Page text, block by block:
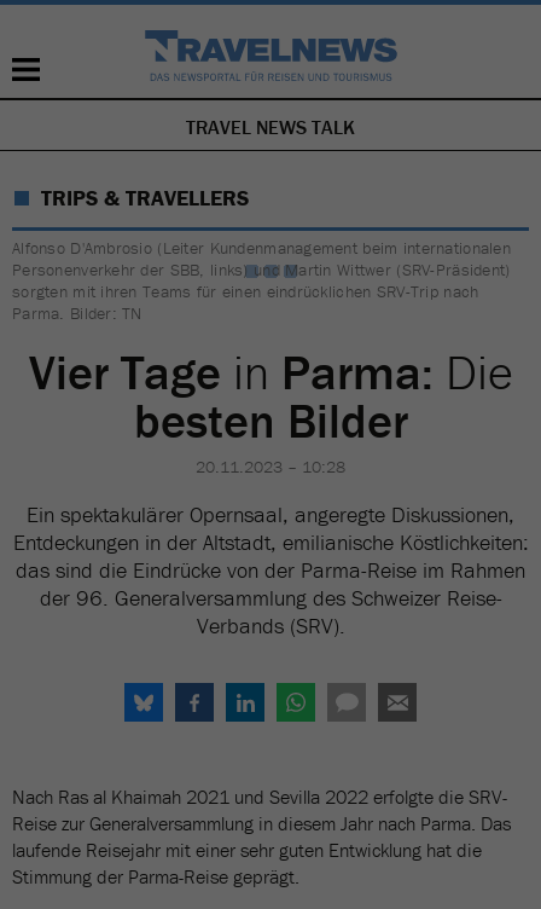
NAVIGATION
ÜBERSPRINGEN
TRAVEL NEWS TALK
TRIPS & TRAVELLERS
Alfonso D'Ambrosio (Leiter Kundenmanagement beim internationalen
Personenverkehr der SBB, links) und Martin Wittwer (SRV-Präsident)
sorgten mit ihren Teams für einen eindrücklichen SRV-Trip nach
Parma. Bilder: TN
Vier Tage in Parma: Die
besten Bilder
20.11.2023 – 10:28
Ein spektakulärer Opernsaal, angeregte Diskussionen,
Entdeckungen in der Altstadt, emilianische Köstlichkeiten:
das sind die Eindrücke von der Parma-Reise im Rahmen
der 96. Generalversammlung des Schweizer Reise-
Verbands (SRV).
Nach Ras al Khaimah 2021 und Sevilla 2022 erfolgte die SRV-
Reise zur Generalversammlung in diesem Jahr nach Parma. Das
laufende Reisejahr mit einer sehr guten Entwicklung hat die
Stimmung der Parma-Reise geprägt.